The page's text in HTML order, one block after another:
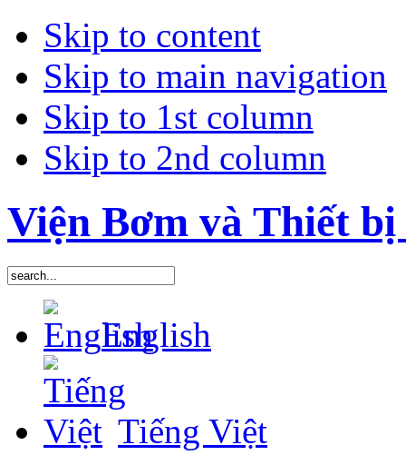
Skip to content
Skip to main navigation
Skip to 1st column
Skip to 2nd column
Viện Bơm và Thiết
English
Tiếng Việt